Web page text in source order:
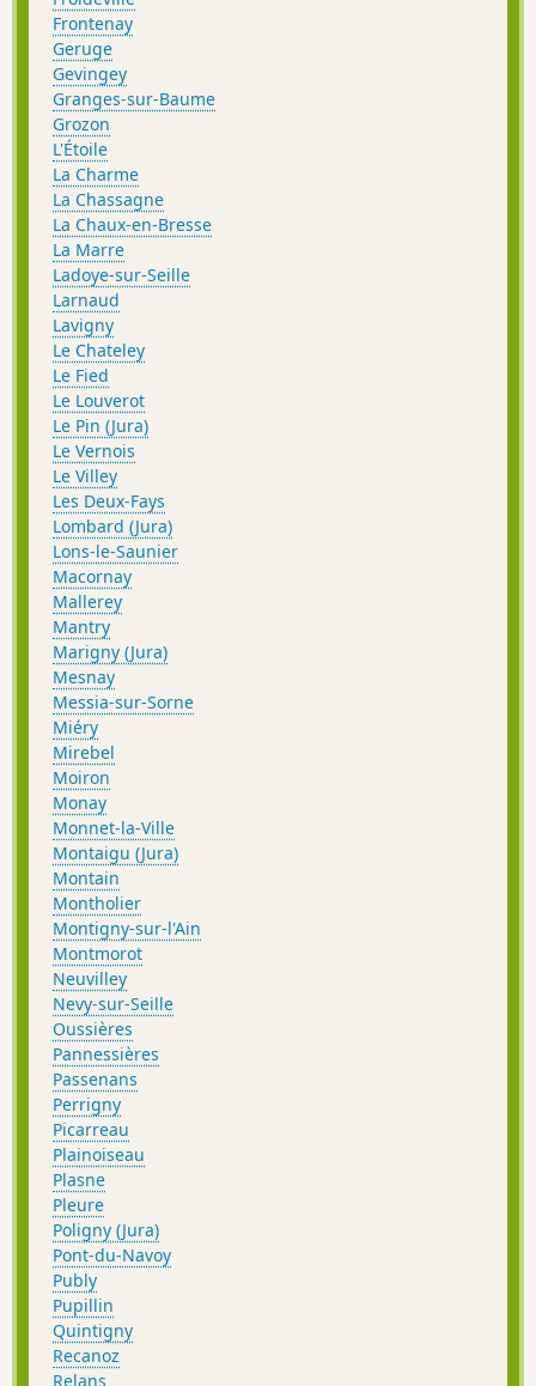
Frontenay
Geruge
Gevingey
Granges-sur-Baume
Grozon
L'Étoile
La Charme
La Chassagne
La Chaux-en-Bresse
La Marre
Ladoye-sur-Seille
Larnaud
Lavigny
Le Chateley
Le Fied
Le Louverot
Le Pin (Jura)
Le Vernois
Le Villey
Les Deux-Fays
Lombard (Jura)
Lons-le-Saunier
Macornay
Mallerey
Mantry
Marigny (Jura)
Mesnay
Messia-sur-Sorne
Miéry
Mirebel
Moiron
Monay
Monnet-la-Ville
Montaigu (Jura)
Montain
Montholier
Montigny-sur-l'Ain
Montmorot
Neuvilley
Nevy-sur-Seille
Oussières
Pannessières
Passenans
Perrigny
Picarreau
Plainoiseau
Plasne
Pleure
Poligny (Jura)
Pont-du-Navoy
Publy
Pupillin
Quintigny
Recanoz
Relans